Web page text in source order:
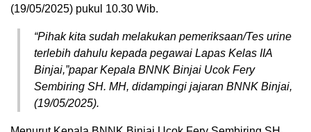
(19/05/2025) pukul 10.30 Wib.
“Pihak kita sudah melakukan pemeriksaan/Tes urine
terlebih dahulu kepada pegawai Lapas Kelas IIA
Binjai,”papar Kepala BNNK Binjai Ucok Fery
Sembiring SH. MH, didampingi jajaran BNNK Binjai,
(19/05/2025).